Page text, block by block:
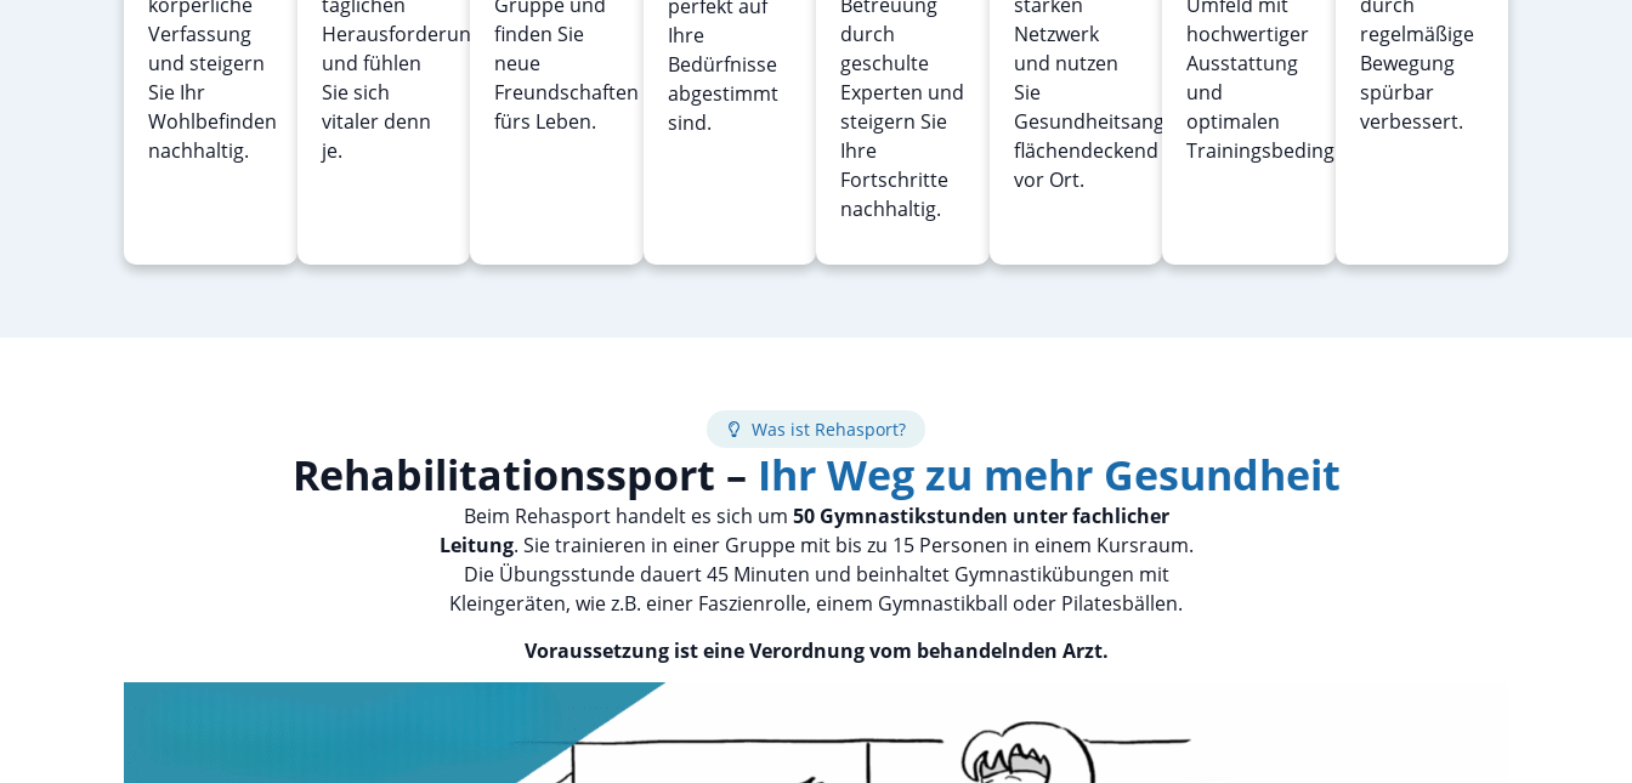
Verfassung
und steigern
Sie Ihr
Wohlbefinden
nachhaltig.
Herausforderungen
und fühlen
Sie sich
vitaler denn
je.
finden Sie
neue
Freundschaften
fürs Leben.
perfekt auf
Ihre
Bedürfnisse
abgestimmt
sind.
durch
geschulte
Experten und
steigern Sie
Ihre
Fortschritte
nachhaltig.
Netzwerk
und nutzen
Sie
Gesundheitsangebote
flächendeckend
vor Ort.
hochwertiger
Ausstattung
und
optimalen
Trainingsbedingungen.
regelmäßige
Bewegung
spürbar
verbessert.
Was ist Rehasport?
Rehabilitationssport – Ihr Weg zu mehr Gesundheit
Beim Rehasport handelt es sich um 50 Gymnastikstunden unter fachlicher
Leitung. Sie trainieren in einer Gruppe mit bis zu 15 Personen in einem Kursraum.
Die Übungsstunde dauert 45 Minuten und beinhaltet Gymnastikübungen mit
Kleingeräten, wie z.B. einer Faszienrolle, einem Gymnastikball oder Pilatesbällen.
Voraussetzung ist eine Verordnung vom behandelnden Arzt.